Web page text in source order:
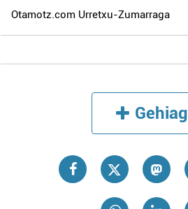
Otamotz.com Urretxu-Zumarraga